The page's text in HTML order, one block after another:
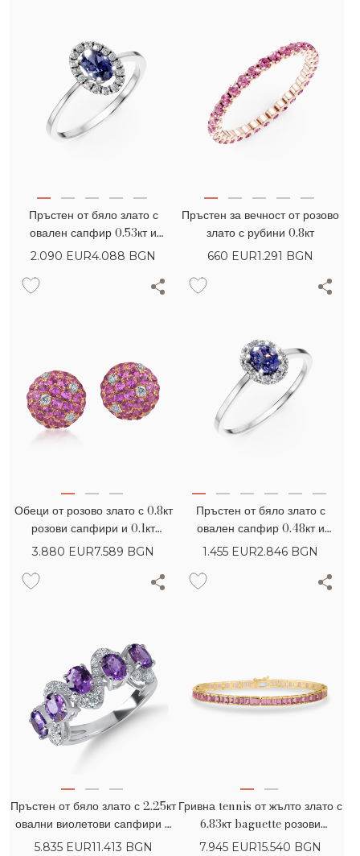
Пръстен от бяло злато с
овален сапфир 0.53кт и
диаманти 0.18кт
2.090 EUR4.088 BGN
Пръстен за вечност от розово
злато с рубини 0.8кт
660 EUR1.291 BGN
Обеци от розово злато с 0.8кт
розови сапфири и 0.1кт
диаманти
3.880 EUR7.589 BGN
Пръстен от бяло злато с
овален сапфир 0.48кт и
диаманти 0.18кт
1.455 EUR2.846 BGN
Пръстен от бяло злато с 2.25кт
овални виолетови сапфири и
0.64кт диаманти
5.835 EUR11.413 BGN
Гривна tennis от жълто злато с
6.83кт baguette розови
сапфири
7.945 EUR15.540 BGN